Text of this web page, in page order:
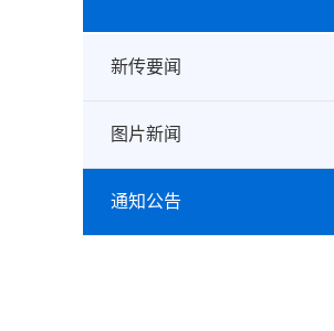
新传要闻
图片新闻
通知公告